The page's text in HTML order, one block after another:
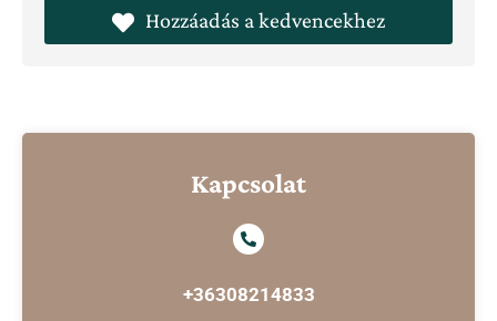
Hozzáadás a kedvencekhez
Kapcsolat
+36308214833